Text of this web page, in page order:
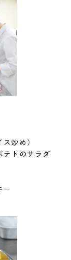
炒め）
テトのサラダ
ー